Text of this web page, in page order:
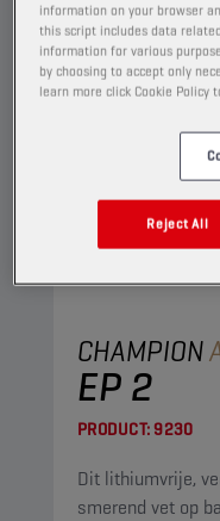
CHAMPION
EP 2
PRODUCT:9230
Dit lithiumvrije,
smerend vet op
information on your browser
this script includes data
information for various
by choosing to accept only
learn more click Cookie Policy
Reject All